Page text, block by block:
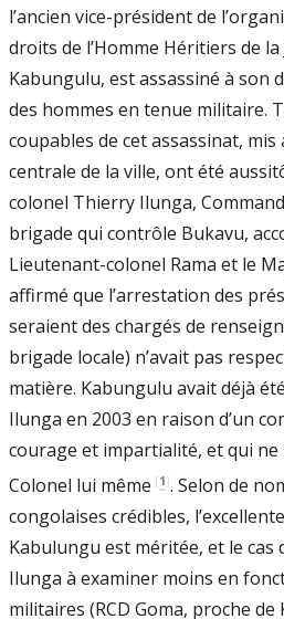
l’ancien vice-président de
droits de l’Homme Héritiers de la
Kabungulu, est assassiné à son
des hommes en tenue militaire.
coupables de cet assassinat,
centrale de la ville, ont été
colonel Thierry Ilunga,
brigade qui contrôle Bukavu,
Lieutenant-colonel Rama et le
affirmé que l’arrestation des
seraient des chargés de
brigade locale) n’avait pas
matière. Kabungulu avait déjà
Ilunga en 2003 en raison d’un
courage et impartialité, et qui ne
Colonel lui même [1]. Selon de
congolaises crédibles,
Kabulungu est méritée, et le cas
Ilunga à examiner moins en
militaires (RCD Goma, proche de